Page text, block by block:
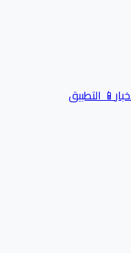
📱 التطبيق